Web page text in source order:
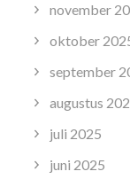
november
oktober
september
augustus
juli 2025
juni 2025